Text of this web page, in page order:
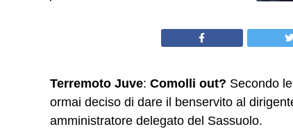
Terremoto Juve: Comolli out? Secondo
ormai deciso di dare il benservito al
amministratore delegato del Sassuolo.